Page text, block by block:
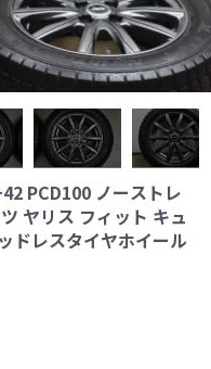
PCD100 ノーストレ
ヤリス フィット キュ
ドレスタイヤホイール